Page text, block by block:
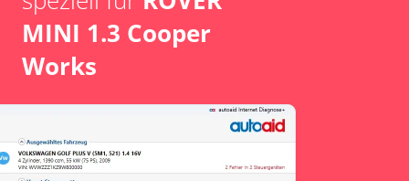
MINI 1.3 Cooper
Works